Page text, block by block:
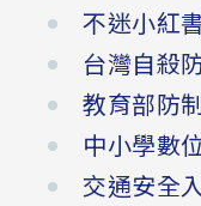
不迷小紅
台灣自殺
教育部防
中小學數
交通安全